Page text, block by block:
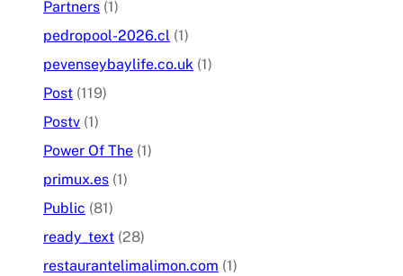
Partners (1)
pedropool-2026.cl (1)
pevenseybaylife.co.uk (1)
Post (119)
Postv (1)
Power Of The (1)
primux.es (1)
Public (81)
ready_text (28)
restaurantelimalimon.com (1)